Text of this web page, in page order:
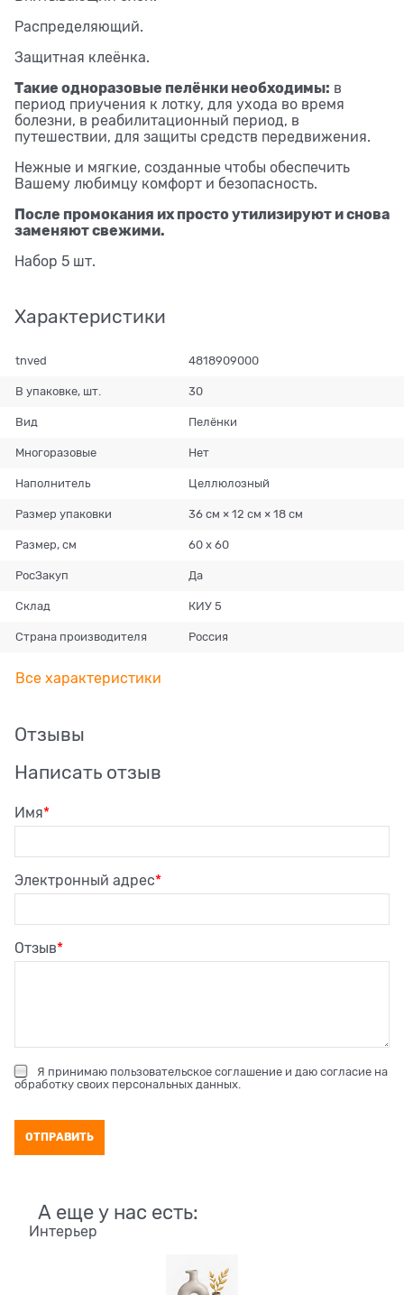
Распределяющий.
Защитная клеёнка.
Такие одноразовые пелёнки необходимы: в
период приучения к лотку, для ухода во время
болезни, в реабилитационный период, в
путешествии, для защиты средств передвижения.
Нежные и мягкие, созданные чтобы обеспечить
Вашему любимцу комфорт и безопасность.
После промокания их просто утилизируют и снова
заменяют свежими.
Набор 5 шт.
Характеристики
tnved 4818909000
В упаковке, шт. 30
Вид Пелёнки
Многоразовые Нет
Наполнитель Целлюлозный
Размер упаковки 36 см × 12 см × 18 см
Размер, см 60 х 60
РосЗакуп Да
Склад КИУ 5
Страна производителя Россия
Все характеристики
Отзывы
Написать отзыв
Имя
Электронный адрес
Отзыв
Я принимаю пользовательское соглашение и даю согласие на
обработку своих персональных данных.
А еще у нас есть:
Интерьер